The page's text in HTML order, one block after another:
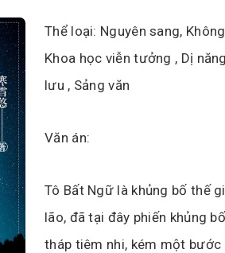
Thể loại: Nguyên sang,
Khoa học viễn tưởng , Dị
lưu , Sảng văn
Văn án:
Tô Bất Ngữ là khủng bố thế
lão, đã tại đây phiến khủng
tháp tiêm nhi, kém một